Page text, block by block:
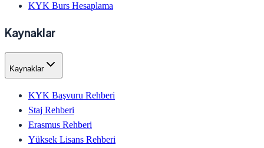
KYK Burs Hesaplama
Kaynaklar
Kaynaklar
KYK Başvuru Rehberi
Staj Rehberi
Erasmus Rehberi
Yüksek Lisans Rehberi